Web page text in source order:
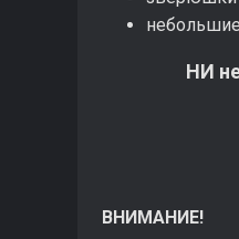
НИ
ВНИМАНИЕ!